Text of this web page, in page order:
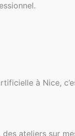
à Nice,
ateliers sur